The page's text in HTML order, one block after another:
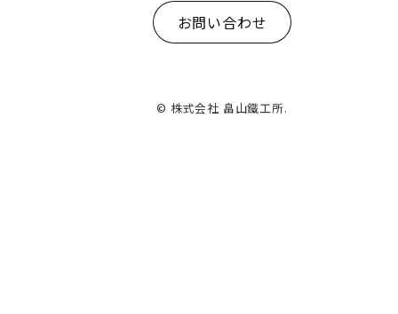
お問い合わせ
© 株式会社 畠山鐵工所.